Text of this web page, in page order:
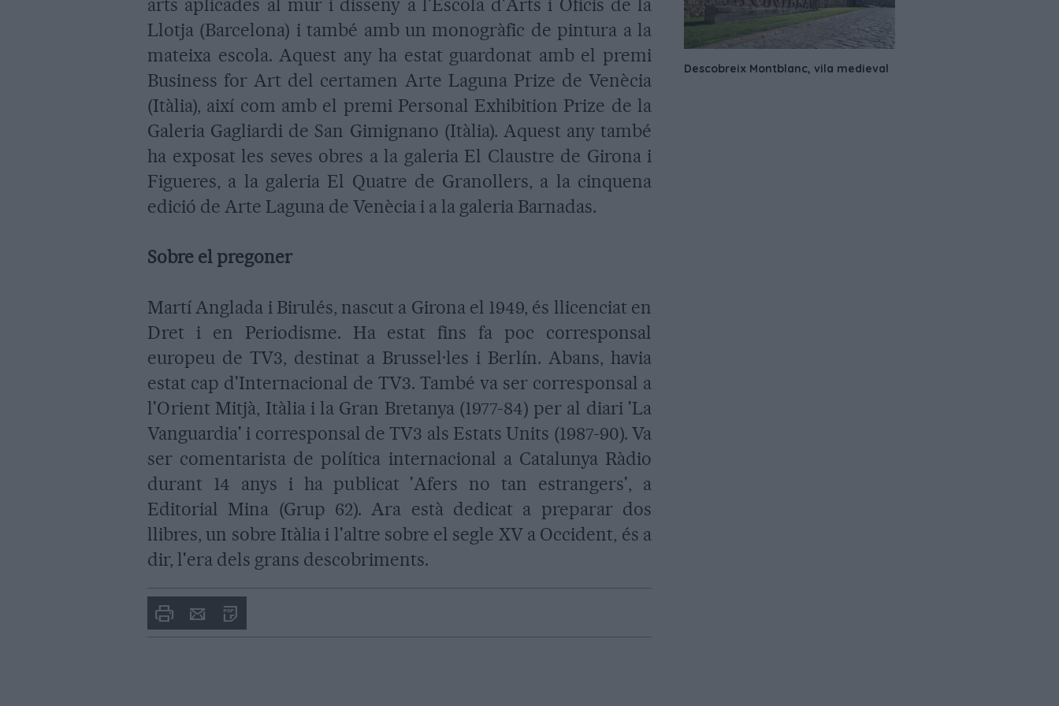
arts aplicades al mur i disseny a l'Escola d'Arts i Oficis de la
Llotja (Barcelona) i també amb un monogràfic de pintura a la
mateixa escola. Aquest any ha estat guardonat amb el premi
Business for Art del certamen Arte Laguna Prize de Venècia
(Itàlia), així com amb el premi Personal Exhibition Prize de la
Galeria Gagliardi de San Gimignano (Itàlia). Aquest any també
ha exposat les seves obres a la galeria El Claustre de Girona i
Figueres, a la galeria El Quatre de Granollers, a la cinquena
edició de Arte Laguna de Venècia i a la galeria Barnadas.
Sobre el pregoner
Martí Anglada i Birulés, nascut a Girona el 1949, és llicenciat en
Dret i en Periodisme. Ha estat fins fa poc corresponsal
europeu de TV3, destinat a Brussel·les i Berlín. Abans, havia
estat cap d'Internacional de TV3. També va ser corresponsal a
l'Orient Mitjà, Itàlia i la Gran Bretanya (1977-84) per al diari 'La
Vanguardia' i corresponsal de TV3 als Estats Units (1987-90). Va
ser comentarista de política internacional a Catalunya Ràdio
durant 14 anys i ha publicat 'Afers no tan estrangers', a
Editorial Mina (Grup 62). Ara està dedicat a preparar dos
llibres, un sobre Itàlia i l'altre sobre el segle XV a Occident, és a
dir, l'era dels grans descobriments.
Envia
un